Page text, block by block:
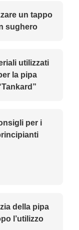
un tappo
sughero
utilizzati
la pipa
per i
della pipa
l’utilizzo